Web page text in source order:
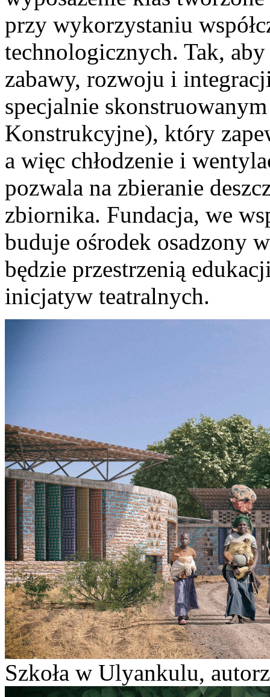
przy wykorzystaniu
technologicznych. Tak,
zabawy, rozwoju i
specjalnie
Konstrukcyjne), który
a więc chłodzenie i
pozwala na zbieranie
zbiornika. Fundacja, we
buduje ośrodek osadzony
będzie przestrzenią
inicjatyw teatralnych.
Szkoła w Ulyankulu,